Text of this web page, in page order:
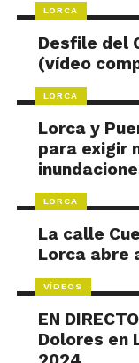
LORCA
Desfile del
(vídeo
LORCA
Lorca y
para exigir
LORCA
La calle
Lorca abre
VÍDEOS
EN
Dolores en